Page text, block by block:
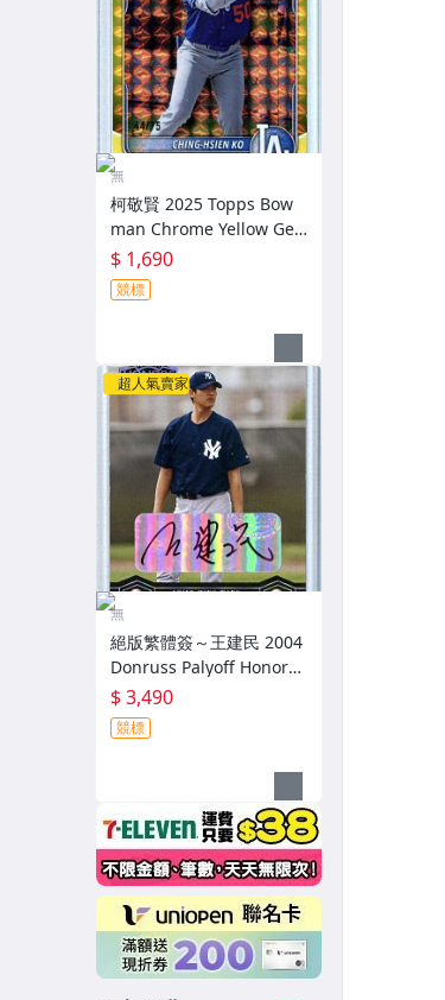
無
柯敬賢 2025 Topps Bow
man Chrome Yellow Geo
metric Refractor 限量75
張黃亮新人卡 RC～
$ 1,690
競標
超人氣賣家
無
絕版繁體簽～王建民 2004
Donruss Palyoff Honors
限量100張簽名卡～
$ 3,490
競標